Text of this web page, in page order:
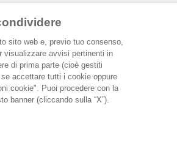
Giochi Servizi
sito web e, previo tuo consenso,
visualizzare avvisi pertinenti in
di prima parte (cioè gestiti
accettare tutti i cookie oppure
cookie". Puoi procedere con la
banner (cliccando sulla “X”).